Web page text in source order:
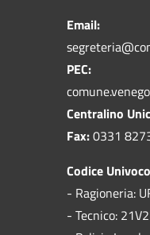
Email:
PEC:
Centralino
Fax:0331
Codice
- Ragioneria:
- Tecnico: